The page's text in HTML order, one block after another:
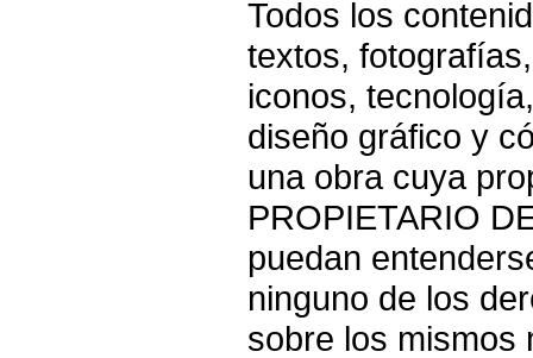
Todos los
textos,
iconos,
diseño gráfico y
una obra cuya
PROPIETARIO
puedan
ninguno de los
sobre los mismos